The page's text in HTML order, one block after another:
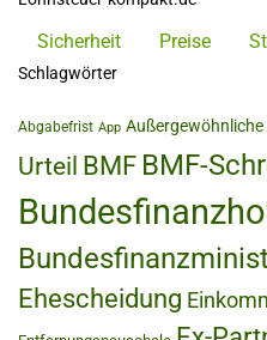
Sicherheit Preise
Schlagwörter
Abgabefrist App
Urteil BMF BMF-
Ehescheidung